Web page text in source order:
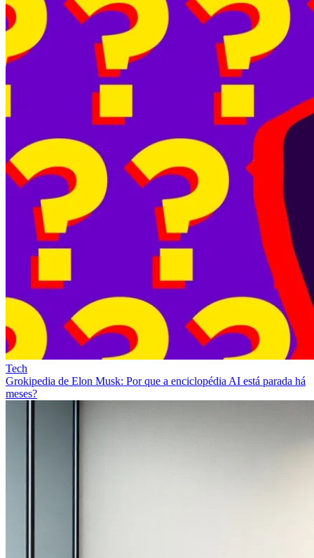
Tech
Grokipedia de Elon Musk: Por que a enciclopédia AI está parada há
meses?